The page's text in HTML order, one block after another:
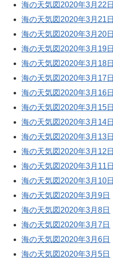
海の天気図2020年3月22日
海の天気図2020年3月21日
海の天気図2020年3月20日
海の天気図2020年3月19日
海の天気図2020年3月18日
海の天気図2020年3月17日
海の天気図2020年3月16日
海の天気図2020年3月15日
海の天気図2020年3月14日
海の天気図2020年3月13日
海の天気図2020年3月12日
海の天気図2020年3月11日
海の天気図2020年3月10日
海の天気図2020年3月9日
海の天気図2020年3月8日
海の天気図2020年3月7日
海の天気図2020年3月6日
海の天気図2020年3月5日